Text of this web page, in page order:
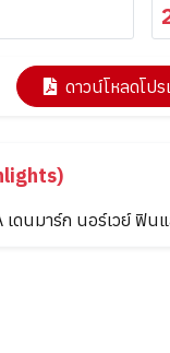
ดาวน์โหลดโป
เดนมาร์ก นอร์เวย์ ฟิ